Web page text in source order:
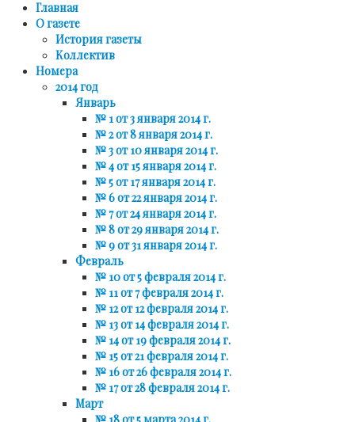
Главная
О газете
История газеты
Коллектив
Номера
2014 год
Январь
№ 1 от 3 января 2014 г.
№ 2 от 8 января 2014 г.
№ 3 от 10 января 2014 г.
№ 4 от 15 января 2014 г.
№ 5 от 17 января 2014 г.
№ 6 от 22 января 2014 г.
№ 7 от 24 января 2014 г.
№ 8 от 29 января 2014 г.
№ 9 от 31 января 2014 г.
Февраль
№ 10 от 5 февраля 2014 г.
№ 11 от 7 февраля 2014 г.
№ 12 от 12 февраля 2014 г.
№ 13 от 14 февраля 2014 г.
№ 14 от 19 февраля 2014 г.
№ 15 от 21 февраля 2014 г.
№ 16 от 26 февраля 2014 г.
№ 17 от 28 февраля 2014 г.
Март